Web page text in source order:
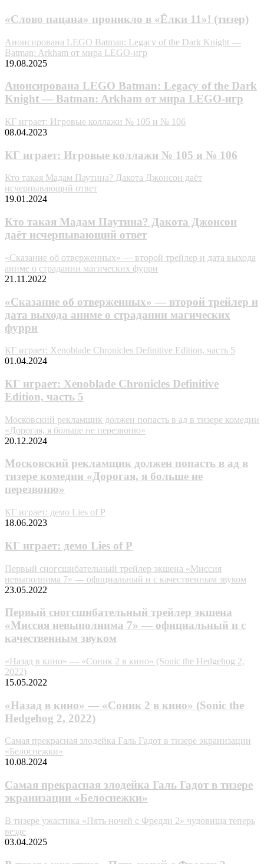
«Слово пацана» проникло в «Ёлки 11»! (тизер)
Анонсирована LEGO Batman: Legacy of the Dark Knight —
Batman: Arkham от мира LEGO-игр
19.08.2025
Анонсирована LEGO Batman: Legacy of the Dark
Knight — Batman: Arkham от мира LEGO-игр
КГ играет: Игровые коллажи № 105 и № 106
08.04.2023
КГ играет: Игровые коллажи № 105 и № 106
Кто такая Мадам Паутина? Дакота Джонсон даёт
исчерпывающий ответ
19.01.2024
Кто такая Мадам Паутина? Дакота Джонсон
даёт исчерпывающий ответ
«Сказание об отверженных» — второй трейлер и дата выхода
аниме о страдании магических фурри
21.11.2022
«Сказание об отверженных» — второй трейлер и
дата выхода аниме о страдании магических
фурри
КГ играет: Xenoblade Chronicles Definitive Edition, часть 5
01.04.2024
КГ играет: Xenoblade Chronicles Definitive
Edition, часть 5
Московский рекламщик должен попасть в ад в тизере комедии
«Дорогая, я больше не перезвоню»
20.12.2024
Московский рекламщик должен попасть в ад в
тизере комедии «Дорогая, я больше не
перезвоню»
КГ играет: демо Lies of P
18.06.2023
КГ играет: демо Lies of P
Первый сногсшибательный трейлер экшена «Миссия
невыполнима 7» — официальный и с качественным звуком
23.05.2022
Первый сногсшибательный трейлер экшена
«Миссия невыполнима 7» — официальный и с
качественным звуком
«Назад в кино» — «Соник 2 в кино» (Sonic the Hedgehog 2,
2022)
15.05.2022
«Назад в кино» — «Соник 2 в кино» (Sonic the
Hedgehog 2, 2022)
Самая прекрасная злодейка Галь Гадот в тизере экранизации
«Белоснежки»
10.08.2024
Самая прекрасная злодейка Галь Гадот в тизере
экранизации «Белоснежки»
В тизере ужастика «Пять ночей с Фредди 2» чудовища теперь
везде
03.04.2025